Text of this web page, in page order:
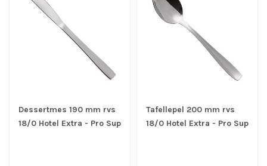
Dessertmes 190 mm rvs
18/0 Hotel Extra - Pro Sup
Tafellepel 200 mm rvs
18/0 Hotel Extra - Pro Sup